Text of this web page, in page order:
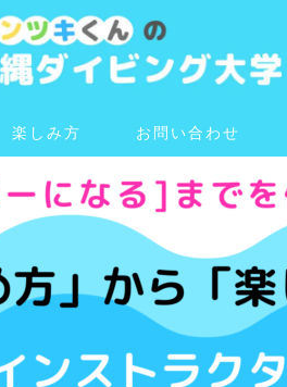
楽しみ方 お問い合わせ